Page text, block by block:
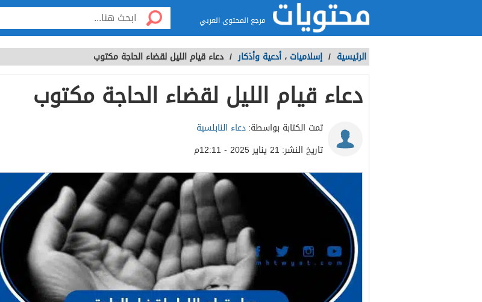
مرجع المحتوى العربي
الرئيسية / إسلاميات ، أدعية وأذكار / دعاء قيام الليل لقضاء الحاجة مكتوب
دعاء قيام الليل لقضاء الحاجة مكتوب
تمت الكتابة بواسطة:دعاء النابلسية
تاريخ النشر: 21 يناير 2025 - 12:11م